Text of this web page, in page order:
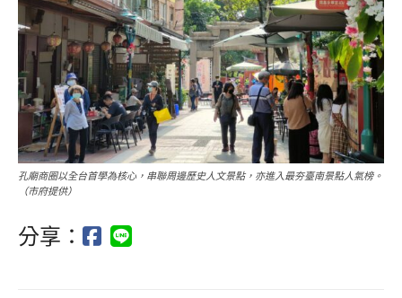
孔廟商圈以全台首學為核心，串聯周邊歷史人文景點，亦進入最夯臺南景點人氣榜。
（市府提供）
分享：